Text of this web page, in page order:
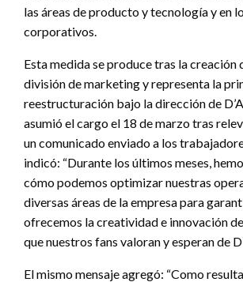
las áreas de producto y tecnología y en
corporativos.
Esta medida se produce tras la creación
división de marketing y representa la
reestructuración bajo la dirección de
asumió el cargo el 18 de marzo tras
un comunicado enviado a los
indicó: “Durante los últimos meses,
cómo podemos optimizar nuestras
diversas áreas de la empresa para
ofrecemos la creatividad e innovación
que nuestros fans valoran y esperan de
El mismo mensaje agregó: “Como